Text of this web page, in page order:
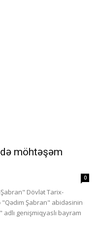
möhtəşəm
0
Dövlət Tarix-
"Qədim Şabran" abidəsinin
genişmiqyaslı bayram